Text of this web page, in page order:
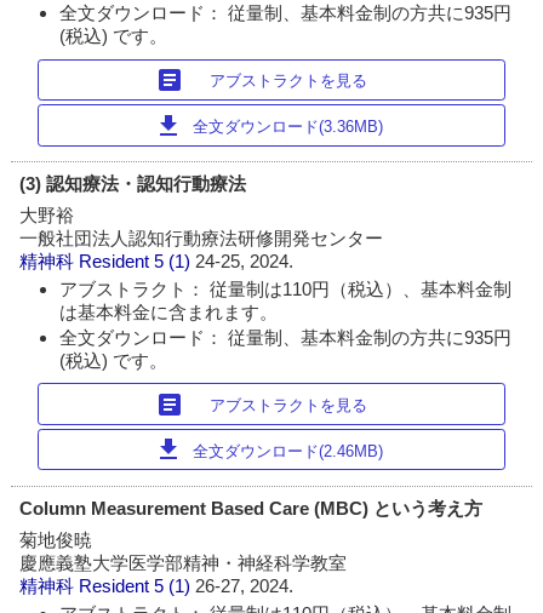
全文ダウンロード： 従量制、基本料金制の方共に935円
(税込) です。
article アブストラクトを見る
download 全文ダウンロード(3.36MB)
(3) 認知療法・認知行動療法
大野裕
一般社団法人認知行動療法研修開発センター
精神科 Resident 5 (1) 24-25, 2024.
アブストラクト： 従量制は110円（税込）、基本料金制
は基本料金に含まれます。
全文ダウンロード： 従量制、基本料金制の方共に935円
(税込) です。
article アブストラクトを見る
download 全文ダウンロード(2.46MB)
Column Measurement Based Care (MBC) という考え方
菊地俊暁
慶應義塾大学医学部精神・神経科学教室
精神科 Resident 5 (1) 26-27, 2024.